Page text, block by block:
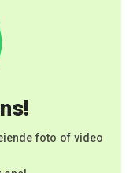
foto of video